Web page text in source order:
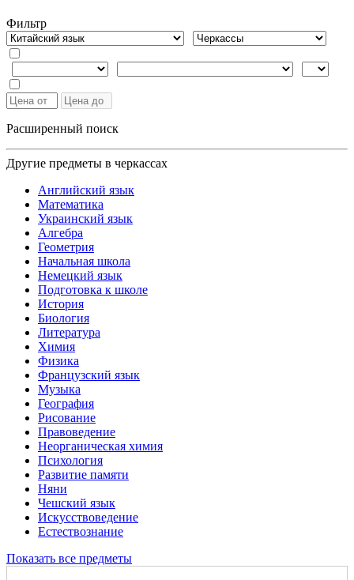
Фильтр
Расширенный поиск
Другие предметы в черкассах
Английский язык
Математика
Украинский язык
Алгебра
Геометрия
Начальная школа
Немецкий язык
Подготовка к школе
История
Биология
Литература
Химия
Физика
Французский язык
Музыка
География
Рисование
Правоведение
Неорганическая химия
Психология
Развитие памяти
Няни
Чешский язык
Искусствоведение
Естествознание
Показать все предметы